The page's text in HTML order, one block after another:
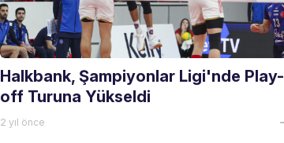
Halkbank, Şampiyonlar Ligi'nde Play-
off Turuna Yükseldi
2 yıl önce